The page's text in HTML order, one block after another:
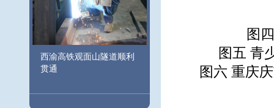
西渝高铁观面山隧道顺利
贯通
图
图五 青
图六 重庆